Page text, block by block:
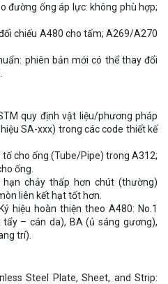
đường ống áp lực: không phù hợp;
chiếu A480 cho tấm; A269/A270
phiên bản mới có thể thay đổi
quy định vật liệu/phương pháp
SA-xxx) trong các code thiết kế
tố cho ống (Tube/Pipe) trong A312;
ống.
chảy thấp hơn chút (thường)
liên kết hạt tốt hơn.
hiệu hoàn thiện theo A480: No.1
– cán da), BA (ủ sáng gương),
trí).
Steel Plate, Sheet, and Strip: